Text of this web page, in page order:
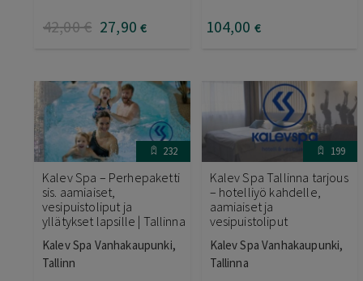
42,00€ 27,90 € 104,00 €
232
Kalev Spa – Perhepaketti
sis. aamiaiset,
vesipuistoliput ja
yllätykset lapsille | Tallinna
Kalev Spa Vanhakaupunki,
Tallinn
199
Kalev Spa Tallinna tarjous
– hotelliyö kahdelle,
aamiaiset ja
vesipuistoliput
Kalev Spa Vanhakaupunki,
Tallinna